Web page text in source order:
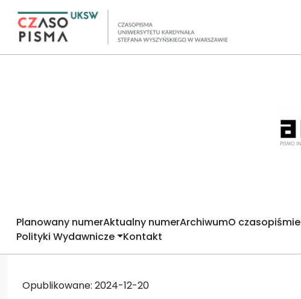
Planowany numerAktualny numerArchiwumO czasopiśmie
Polityki Wydawnicze Kontakt
Opublikowane: 2024-12-20